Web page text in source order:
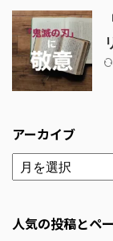
アーカイブ
人気の投稿とペ